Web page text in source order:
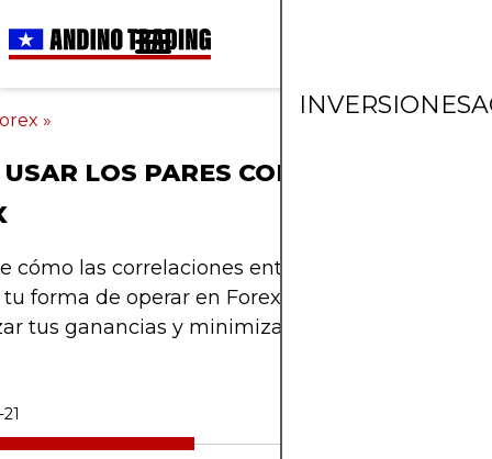
INVERSIONES
»
LOS PARES
cómo las correlaciones entre pares de divisas
forma de operar en Forex. Aprende a
tus ganancias y minimizar riesgos.